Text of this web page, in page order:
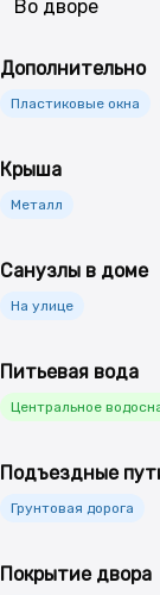
Во дворе
Дополнительно
Пластиковые окна
Крыша
Металл
Санузлы в доме
На улице
Питьевая вода
Центральное
Подъездные
Грунтовая дорога
Покрытие двора